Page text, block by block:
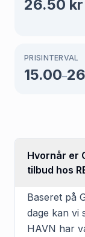
26.50 kr
PRISINTERVAL
15.00–
Hvornår er
tilbud hos
Baseret på
dage kan vi
HAVN har